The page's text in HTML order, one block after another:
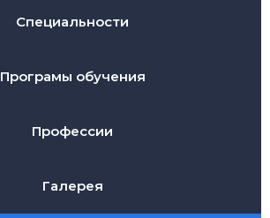
Специальности
Програмы обучения
Профессии
Галерея